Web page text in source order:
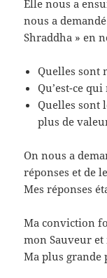
Elle nous a
nous a
Shraddha » en
Quelles sont
Qu’est-ce
Quelles sont
plus de
On nous a
réponses et de
Mes réponses
Ma conviction
mon Sauveur
Ma plus grande